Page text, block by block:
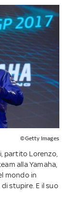
©Getty Images
partito Lorenzo,
alla Yamaha,
mondo in
stupire. E il suo